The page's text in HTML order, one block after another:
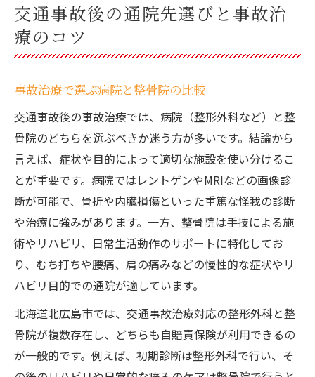
交通事故後の通院先選びと事故治
療のコツ
事故治療で選ぶ病院と整骨院の比較
交通事故後の事故治療では、病院（整形外科など）と整
骨院のどちらを選ぶべきか迷う方が多いです。結論から
言えば、症状や目的によって適切な施設を使い分けるこ
とが重要です。病院ではレントゲンやMRIなどの画像診
断が可能で、骨折や内臓損傷といった重篤な怪我の診断
や治療に強みがあります。一方、整骨院は手技による施
術やリハビリ、日常生活動作のサポートに特化してお
り、むち打ちや腰痛、肩の痛みなどの慢性的な症状やリ
ハビリ目的での通院が適しています。
北海道北広島市では、交通事故治療対応の整形外科と整
骨院が複数存在し、どちらも自賠責保険が利用できるの
が一般的です。例えば、初期診断は整形外科で行い、そ